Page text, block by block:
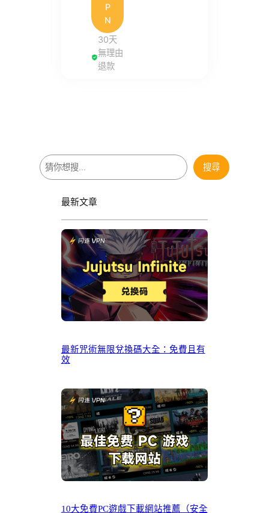
P
N
30天
無理由
退款
搜
尋
搜尋
最新文章
最新咒術無限兌換碼大全：免費且有
效
10大免費PC遊戲下載網站推薦（安全